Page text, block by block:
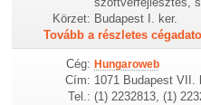
Körzet: Budapest I. ker.
Tovább a részletes
Cég: Hungaroweb
Cím: 1071 Budapest VII.
Tel.: (1) 2232813, (1)